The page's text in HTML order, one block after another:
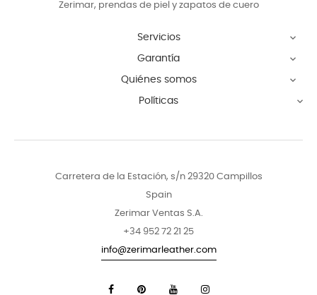
Zerimar, prendas de piel y zapatos de cuero
Servicios 
Garantía 
Quiénes somos 
Políticas 
Carretera de la Estación, s/n 29320 Campillos
Spain
Zerimar Ventas S.A.
+34 952 72 21 25
info@zerimarleather.com